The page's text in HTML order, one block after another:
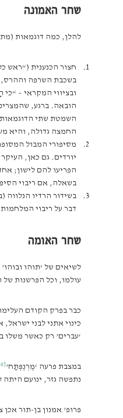
שחר האמונה
להלן, כמה דוגמאות
חצור הכנענית (“ראש
בשכבת השרפה וההרס,
ובציווי המקראי –
הובאה. ברגע,
השמטת שתי הדוגמאות
החמצה גדולה, והיא
מסיפורי המבול
יורדים. גם כאן,
הפריעו להם לישון;
בשאלה, אם ריבוי
בשידור הרדיו
דבר על ריבוי
שחר האומה
לשיאים של ‘תוהו
עולמו, וכל הפרשנות
כבר בפרק הקודם
כינוי אתני לבני
‘עברים’ רק כאשר
במצבת פרעה ‘מֶרְנֶפְּתַח’ [10]
נתפשה גזר, ינועם היתה
פרופ’ אמנון בן-תור